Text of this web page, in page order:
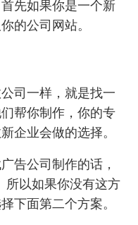
先如果你是一个新
的公司网站。
司一样，就是找一
帮你制作，你的专
企业会做的选择。
告公司制作的话，
以如果你没有这方
下面第二个方案。